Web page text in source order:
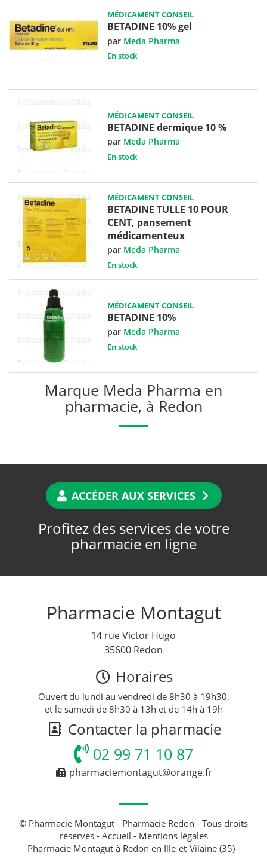
MÉDICAMENT CONSEIL
BETADINE 10% gel
par Meda Pharma
En stock
MÉDICAMENT CONSEIL
BETADINE dermique 10 %
par Meda Pharma
En stock
MÉDICAMENT CONSEIL
BETADINE TULLE 10 POUR
CENT, pansement
médicamenteux
par Meda Pharma
En stock
MÉDICAMENT CONSEIL
BETADINE 10%
par Meda Pharma
En stock
Marque Meda Pharma en
pharmacie, à Redon
ACCÉDER AUX SERVICES
Profitez des services de votre
pharmacie en ligne
Pharmacie Montagut
14 rue Victor Hugo
35600 Redon
Horaires
Ouvert du lundi au vendredi de 8h30 à 19h30,
et le samedi de 8h30 à 13h et de 14h à 19h
Contacter la pharmacie
02 99 71 10 87
pharmaciemontagut@orange.fr
© Pharmacie Montagut - Pharmacie Redon - Tous droits
réservés - Accueil - Mentions légales
Pharmacie Montagut à Redon en Ille-et-Vilaine (35) -